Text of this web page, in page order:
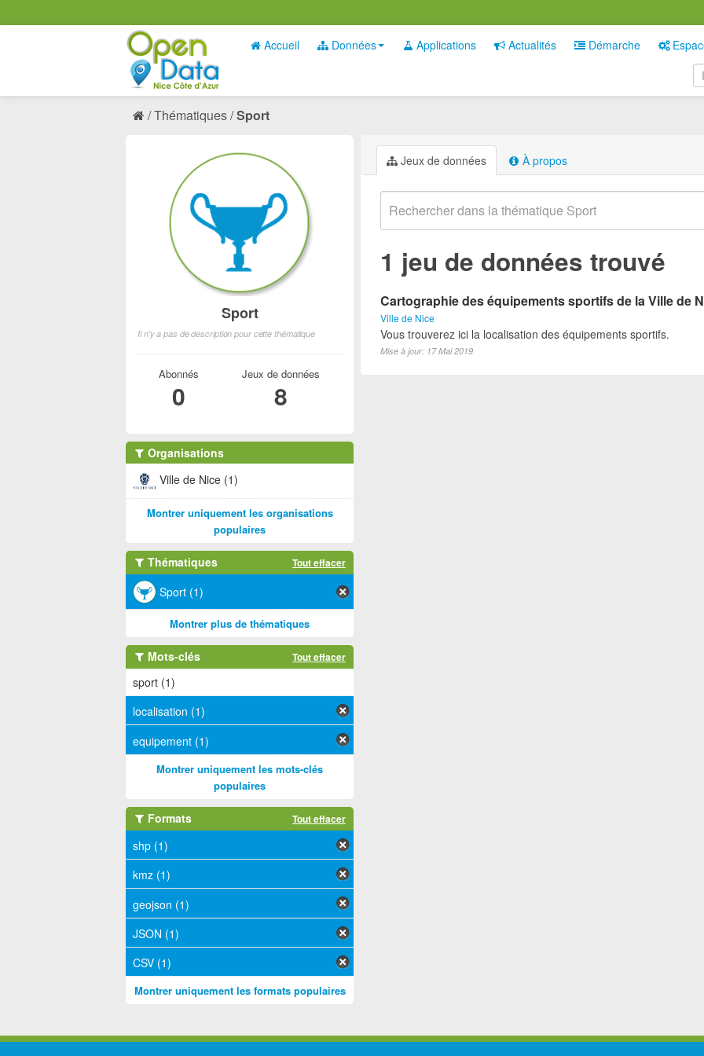
Accueil Données Applications Actualités Démarche
Thématiques Sport
Jeux de données À propos
1 jeu de données trouvé
Cartographie des équipements sportifs de la Ville de
Ville de Nice
Vous trouverez ici la localisation des équipements sportifs.
Mise à jour: 17 Mai 2019
Sport
Il n'y a pas de description pour cette thématique
Abonnés
0
Jeux de données
8
Organisations
Ville de Nice (1)
Montrer uniquement les organisations
populaires
Thématiques Tout effacer
Sport (1)
Montrer plus de thématiques
Mots-clés Tout effacer
sport (1)
localisation (1)
equipement (1)
Montrer uniquement les mots-clés
populaires
Formats Tout effacer
shp (1)
kmz (1)
geojson (1)
JSON (1)
CSV (1)
Montrer uniquement les formats populaires